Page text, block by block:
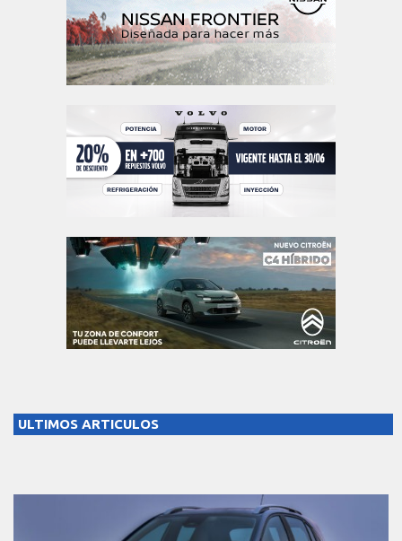
ULTIMOS ARTICULOS